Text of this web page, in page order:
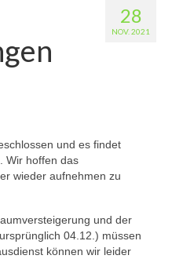
Kapelle
28
NOV. 2021
und es findet
Wir hoffen das
wieder aufnehmen zu
und der
04.12.) müssen
können wir leider